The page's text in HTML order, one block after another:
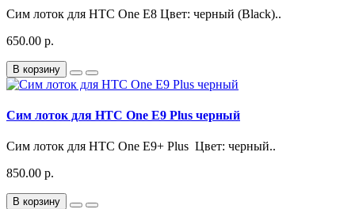
Сим лоток для HTC One E8 Цвет: черный (Black)..
650.00 р.
В корзину
Сим лоток для HTC One E9 Plus черный
Сим лоток для HTC One E9+ Plus Цвет: черный..
850.00 р.
В корзину